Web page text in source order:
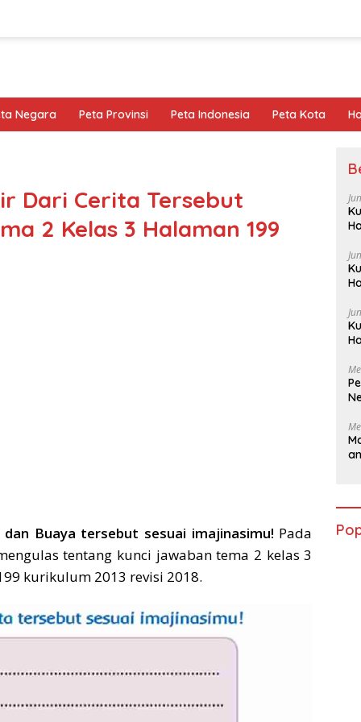
Negara Peta Provinsi Peta Indonesia Peta Kota
Dari Cerita Tersebut
2 Kelas 3 Halaman 199
Buaya tersebut sesuai imajinasimu! Pada
tentang kunci jawaban tema 2 kelas 3
kurikulum 2013 revisi 2018.